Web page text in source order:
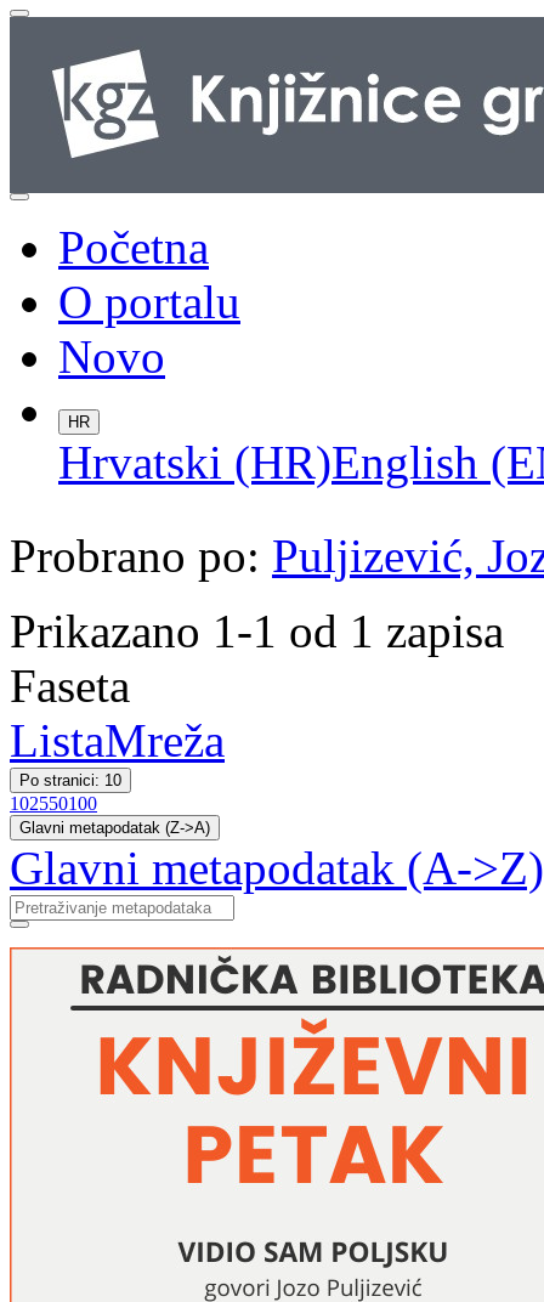
Početna
O portalu
Novo
HR
Hrvatski (HR)English
Probrano po: Puljizević,
Prikazano 1-1 od 1 zapisa
Faseta
ListaMreža
Po stranici: 10
102550100
Glavni metapodatak (Z->A)
Glavni metapodatak (A->Z)